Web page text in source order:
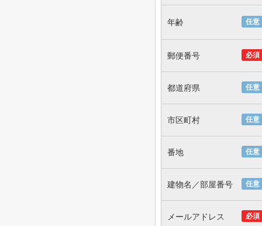
任意
年齢
必須
郵便番号
任意
都道府県
任意
市区町村
任意
番地
任意
建物名／部屋番号
必須
メールアドレス